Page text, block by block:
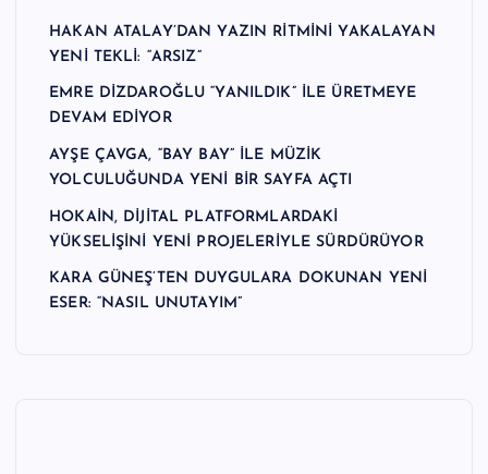
HAKAN ATALAY’DAN YAZIN RİTMİNİ YAKALAYAN
YENİ TEKLİ: “ARSIZ”
EMRE DİZDAROĞLU “YANILDIK” İLE ÜRETMEYE
DEVAM EDİYOR
AYŞE ÇAVGA, “BAY BAY” İLE MÜZİK
YOLCULUĞUNDA YENİ BİR SAYFA AÇTI
HOKAİN, DİJİTAL PLATFORMLARDAKİ
YÜKSELİŞİNİ YENİ PROJELERİYLE SÜRDÜRÜYOR
KARA GÜNEŞ’TEN DUYGULARA DOKUNAN YENİ
ESER: “NASIL UNUTAYIM”